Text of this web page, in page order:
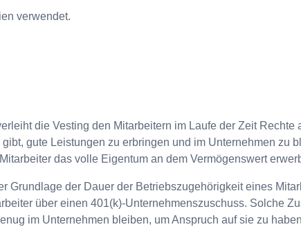
verwendet.
die Vesting den Mitarbeitern im Laufe der Zeit Rechte
gute Leistungen zu erbringen und im Unternehmen zu
das volle Eigentum an dem Vermögenswert
Grundlage der Dauer der Betriebszugehörigkeit eines
über einen 401(k)-Unternehmenszuschuss. Solche
im Unternehmen bleiben, um Anspruch auf sie zu